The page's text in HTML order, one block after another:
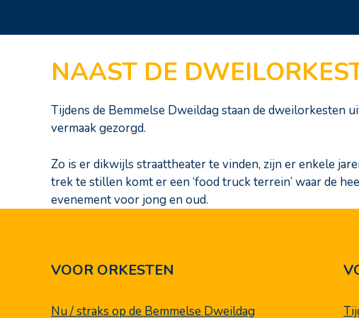
NAAST DE
Tijdens de Bemmelse Dweildag staan de dweilorkesten
vermaak gezorgd.
Zo is er dikwijls straattheater te vinden, zijn er enkele
trek te stillen komt er een ‘food truck terrein’ waar de
evenement voor jong en oud.
VOOR ORKESTEN
Nu / straks op de Bemmelse Dweildag